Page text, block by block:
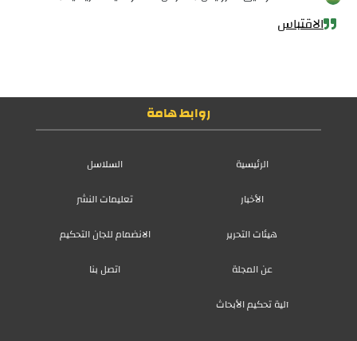
الاقتباس
روابط هامة
الرئيسية
السلاسل
الأخبار
تعليمات النشر
هيئات التحرير
الانضمام للجان التحكيم
عن المجلة
اتصل بنا
آلية تحكيم الأبحاث